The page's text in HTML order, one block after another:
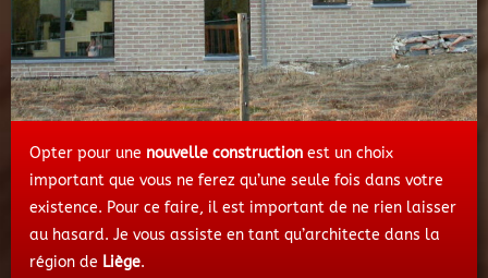
Opter pour une nouvelle construction est un choix
important que vous ne ferez qu’une seule fois dans votre
existence. Pour ce faire, il est important de ne rien laisser
au hasard. Je vous assiste en tant qu’architecte dans la
région de Liège.